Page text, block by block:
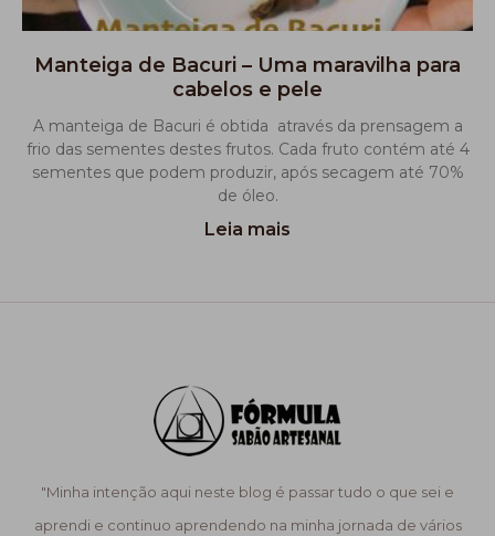
Manteiga de Bacuri – Uma maravilha para
cabelos e pele
A manteiga de Bacuri é obtida através da prensagem a
frio das sementes destes frutos. Cada fruto contém até 4
sementes que podem produzir, após secagem até 70%
de óleo.
Leia mais
"Minha intenção aqui neste blog é passar tudo o que sei e
aprendi e continuo aprendendo na minha jornada de vários